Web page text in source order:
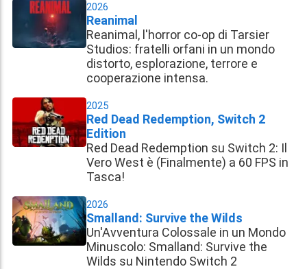
2026
Reanimal
Reanimal, l'horror co-op di Tarsier
Studios: fratelli orfani in un mondo
distorto, esplorazione, terrore e
cooperazione intensa.
2025
Red Dead Redemption, Switch 2
Edition
Red Dead Redemption su Switch 2: Il
Vero West è (Finalmente) a 60 FPS in
Tasca!
2026
Smalland: Survive the Wilds
Un'Avventura Colossale in un Mondo
Minuscolo: Smalland: Survive the
Wilds su Nintendo Switch 2